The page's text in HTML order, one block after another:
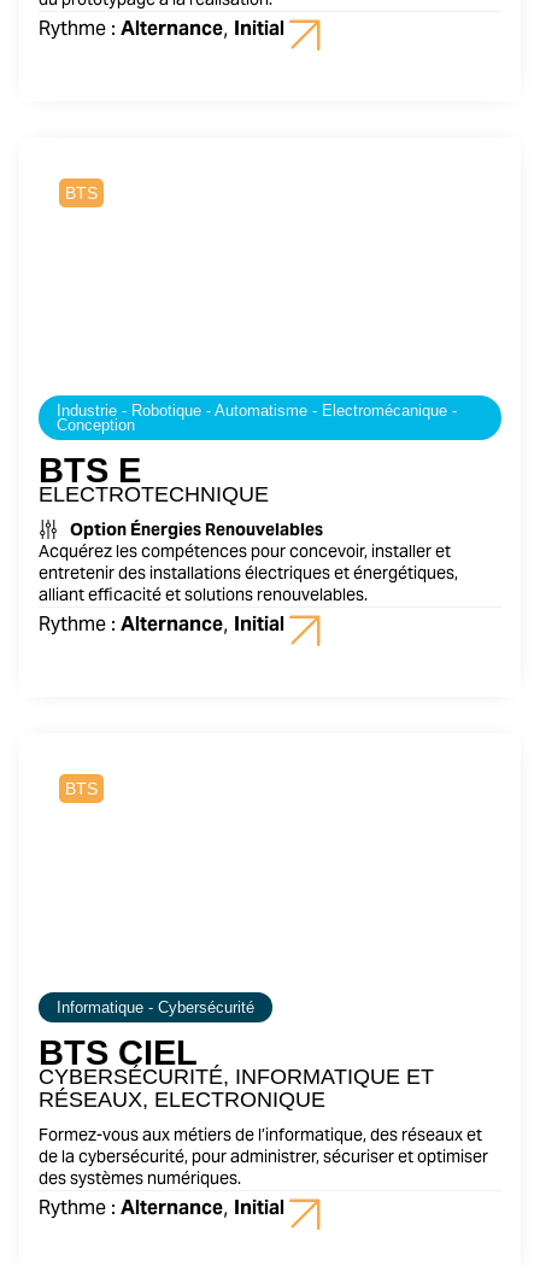
Rythme : Alternance, Initial
BTS
Industrie - Robotique - Automatisme - Electromécanique -
Conception
BTS E
ELECTROTECHNIQUE
Option Énergies Renouvelables
Acquérez les compétences pour concevoir, installer et
entretenir des installations électriques et énergétiques,
alliant efficacité et solutions renouvelables.
Rythme : Alternance, Initial
BTS
Informatique - Cybersécurité
BTS CIEL
CYBERSÉCURITÉ, INFORMATIQUE ET
RÉSEAUX, ELECTRONIQUE
Formez-vous aux métiers de l’informatique, des réseaux et
de la cybersécurité, pour administrer, sécuriser et optimiser
des systèmes numériques.
Rythme : Alternance, Initial